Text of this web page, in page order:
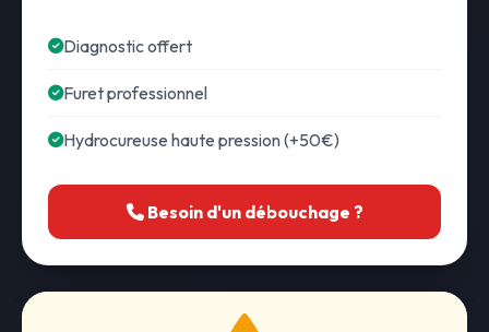
Diagnostic offert
Furet professionnel
Hydrocureuse haute pression (+50€)
Besoin d'un débouchage ?